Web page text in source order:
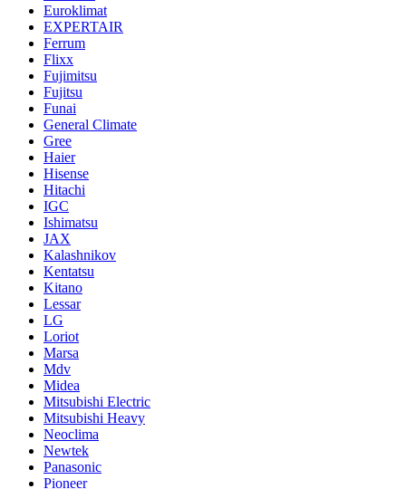
Euroklimat
EXPERTAIR
Ferrum
Flixx
Fujimitsu
Fujitsu
Funai
General Climate
Gree
Haier
Hisense
Hitachi
IGC
Ishimatsu
JAX
Kalashnikov
Kentatsu
Kitano
Lessar
LG
Loriot
Marsa
Mdv
Midea
Mitsubishi Electric
Mitsubishi Heavy
Neoclima
Newtek
Panasonic
Pioneer